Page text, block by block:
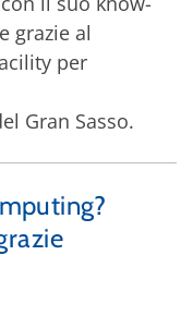
grazie al
per
Gran Sasso.